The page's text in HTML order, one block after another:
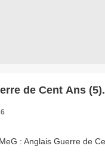
de Cent Ans (5).